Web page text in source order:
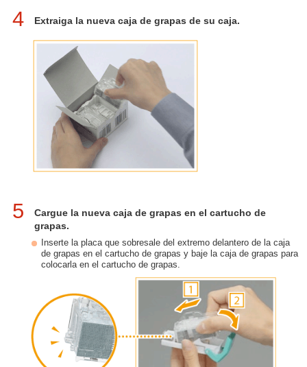
4 Extraiga la nueva caja de grapas de su caja.
5
Cargue la nueva caja de grapas en el cartucho de
grapas.
Inserte la placa que sobresale del extremo delantero de la caja
de grapas en el cartucho de grapas y baje la caja de grapas para
colocarla en el cartucho de grapas.